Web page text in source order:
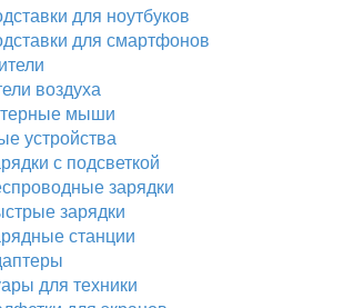
для ноутбуков
для смартфонов
воздуха
мыши
устройства
с подсветкой
зарядки
зарядки
станции
для техники